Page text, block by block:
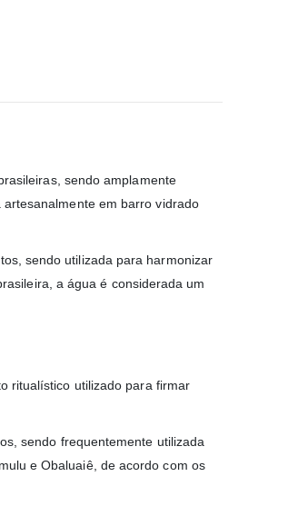
sendo amplamente
em barro vidrado
sendo utilizada para harmonizar
a água é considerada um
ritualístico utilizado para firmar
sendo frequentemente utilizada
e Obaluaiê, de acordo com os